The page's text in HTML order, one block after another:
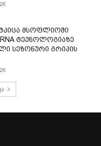
მსოფლიოში
ტექნოლოგიაზე
სეზონური გრიპის